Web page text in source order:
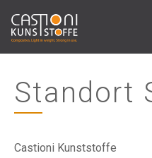
Standort
Castioni Kunststoffe